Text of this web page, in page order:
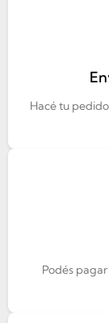
Hacé tu
Podés